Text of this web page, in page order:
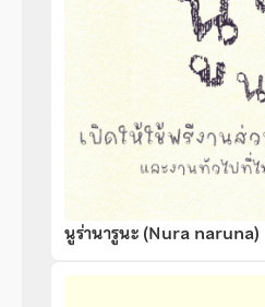
นูร่านารูนะ (Nura naruna)